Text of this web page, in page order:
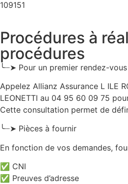
109151
Procédures à
procédures
╰┈➤ Pour un premier rendez-vous
Appelez Allianz Assurance L ILE
LEONETTI au 04 95 60 09 75
Cette consultation permet de
╰┈➤ Pièces à fournir
En fonction de vos demandes,
✅ CNI
✅ Preuves d’adresse